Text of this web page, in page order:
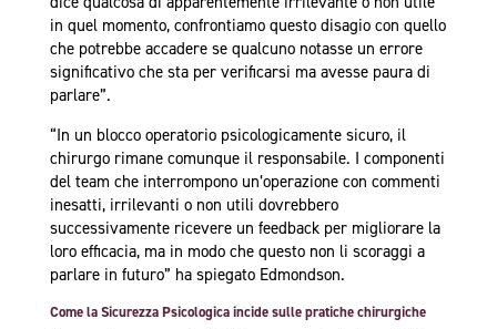
in quel momento, confrontiamo questo disagio con quello
che potrebbe accadere se qualcuno notasse un errore
significativo che sta per verificarsi ma avesse paura di
parlare”.
“In un blocco operatorio psicologicamente sicuro, il
chirurgo rimane comunque il responsabile. I componenti
del team che interrompono un’operazione con commenti
inesatti, irrilevanti o non utili dovrebbero
successivamente ricevere un feedback per migliorare la
loro efficacia, ma in modo che questo non li scoraggi a
parlare in futuro” ha spiegato Edmondson.
Come la Sicurezza Psicologica incide sulle pratiche chirurgiche